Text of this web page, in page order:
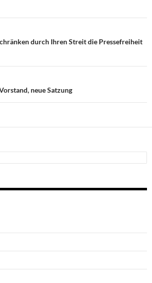
durch Ihren Streit die Pressefreiheit
neue Satzung